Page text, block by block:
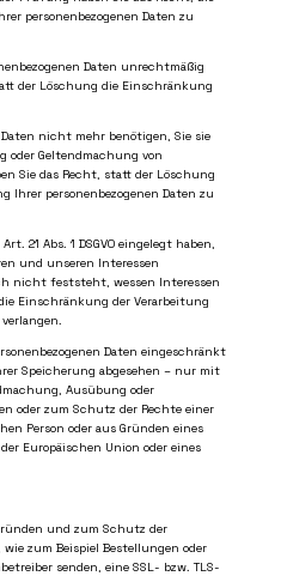
personenbezogenen Daten zu
Daten unrechtmäßig
der Löschung die Einschränkung
nicht mehr benötigen, Sie sie
oder Geltendmachung von
Sie das Recht, statt der Löschung
Ihrer personenbezogenen Daten zu
21 Abs. 1 DSGVO eingelegt haben,
und unseren Interessen
nicht feststeht, wessen Interessen
Einschränkung der Verarbeitung
Daten eingeschränkt
Speicherung abgesehen – nur mit
Ausübung oder
oder zum Schutz der Rechte einer
Person oder aus Gründen eines
Europäischen Union oder eines
und zum Schutz der
zum Beispiel Bestellungen oder
senden, eine SSL- bzw. TLS-